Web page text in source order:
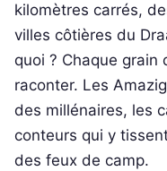
kilomètres carrés,
villes côtières du
quoi ? Chaque grain
raconter. Les
des millénaires, les
conteurs qui y
des feux de camp.